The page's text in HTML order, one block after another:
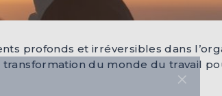
profonds et irréversibles dans
du monde du travail
×